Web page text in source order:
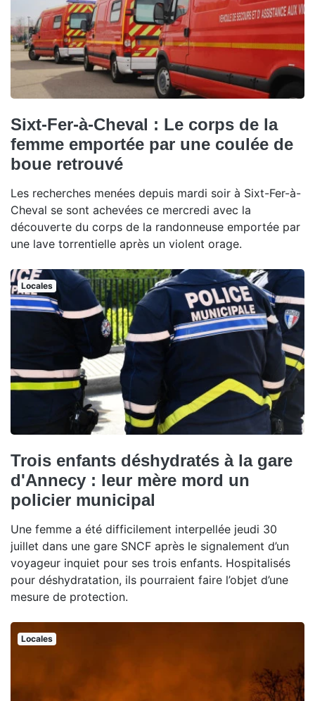
Sixt-Fer-à-Cheval : Le corps de la
femme emportée par une coulée de
boue retrouvé
Les recherches menées depuis mardi soir à Sixt-Fer-à-
Cheval se sont achevées ce mercredi avec la
découverte du corps de la randonneuse emportée par
une lave torrentielle après un violent orage.
Locales
Trois enfants déshydratés à la gare
d'Annecy : leur mère mord un
policier municipal
Une femme a été difficilement interpellée jeudi 30
juillet dans une gare SNCF après le signalement d’un
voyageur inquiet pour ses trois enfants. Hospitalisés
pour déshydratation, ils pourraient faire l’objet d’une
mesure de protection.
Locales